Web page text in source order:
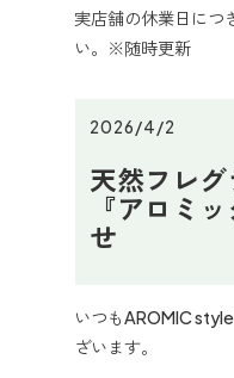
実店舗の休業日につ
い。※随時更新
2026/4/2
天然フレ
『アロミ
せ
いつもAROMIC
ざいます。